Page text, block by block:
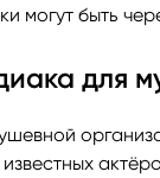
могут быть
для